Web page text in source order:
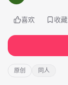
喜欢 收藏
原创 同人